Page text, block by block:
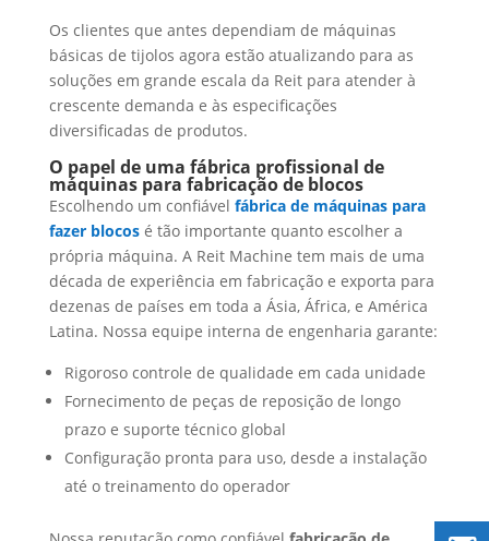
Os clientes que antes dependiam de máquinas
básicas de tijolos agora estão atualizando para as
soluções em grande escala da Reit para atender à
crescente demanda e às especificações
diversificadas de produtos.
O papel de uma fábrica profissional de
máquinas para fabricação de blocos
Escolhendo um confiável fábrica de máquinas para
fazer blocosé tão importante quanto escolher a
própria máquina. A Reit Machine tem mais de uma
década de experiência em fabricação e exporta para
dezenas de países em toda a Ásia, África, e América
Latina. Nossa equipe interna de engenharia garante:
Rigoroso controle de qualidade em cada unidade
Fornecimento de peças de reposição de longo
prazo e suporte técnico global
Configuração pronta para uso, desde a instalação
até o treinamento do operador